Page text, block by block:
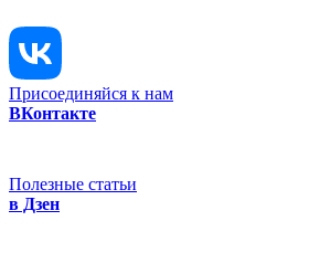
Присоединяйся к нам
ВКонтакте
Полезные статьи
в Дзен